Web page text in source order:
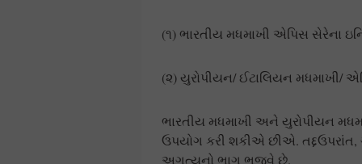
(૧) ભારતીય મધમાખી એપિસ સેરેના
(૨) યુરોપીયન/ ઈટાલિયન મધમાખી/
ભારતીય મધમાખી અને યુરોપીયન
ઉપયોગ કરી શકીએ છીએ.
અગત્યનો ભાગ ભજવે છે.